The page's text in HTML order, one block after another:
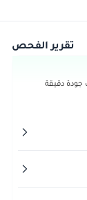
تقرير الفحص
دقيقة